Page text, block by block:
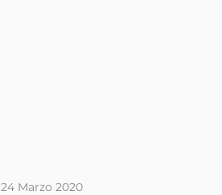
24 Marzo 2020